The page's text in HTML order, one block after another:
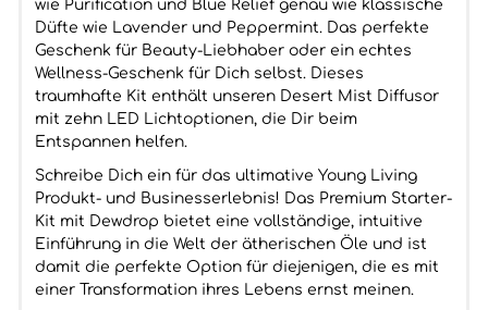
wie Purification und Blue Relief genau wie klassische
Düfte wie Lavender und Peppermint. Das perfekte
Geschenk für Beauty-Liebhaber oder ein echtes
Wellness-Geschenk für Dich selbst. Dieses
traumhafte Kit enthält unseren Desert Mist Diffusor
mit zehn LED Lichtoptionen, die Dir beim
Entspannen helfen.
Schreibe Dich ein für das ultimative Young Living
Produkt- und Businesserlebnis! Das Premium Starter-
Kit mit Dewdrop bietet eine vollständige, intuitive
Einführung in die Welt der ätherischen Öle und ist
damit die perfekte Option für diejenigen, die es mit
einer Transformation ihres Lebens ernst meinen.